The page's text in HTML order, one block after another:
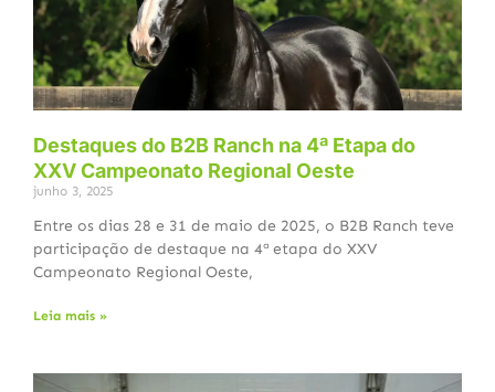
Destaques do B2B Ranch na 4ª Etapa do
XXV Campeonato Regional Oeste
junho 3, 2025
Entre os dias 28 e 31 de maio de 2025, o B2B Ranch teve
participação de destaque na 4ª etapa do XXV
Campeonato Regional Oeste,
Leia mais »